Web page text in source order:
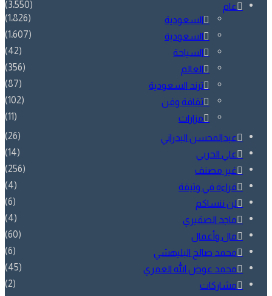
عام
(3٬550)
السعودية
(1٬826)
السعودية
(1٬607)
السياحة
(42)
العالم
(356)
ترند السعودية
(87)
ثقافة وفن
(102)
مزارات
(11)
عبدالمحسن البدراني
(26)
علي الحربي
(14)
غير مصنف
(256)
قراءة في وثيقة
(4)
لن ننساكم
(6)
ماجد الصقيري
(4)
مال وأعمال
(60)
محمد صالح البليهشي
(6)
محمد عوض الله العمري
(45)
مشاركات
(2)